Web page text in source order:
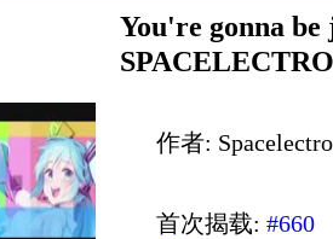
You're gonna
SPACELECTRO
作者: Spacelectro
首次揭载: #660